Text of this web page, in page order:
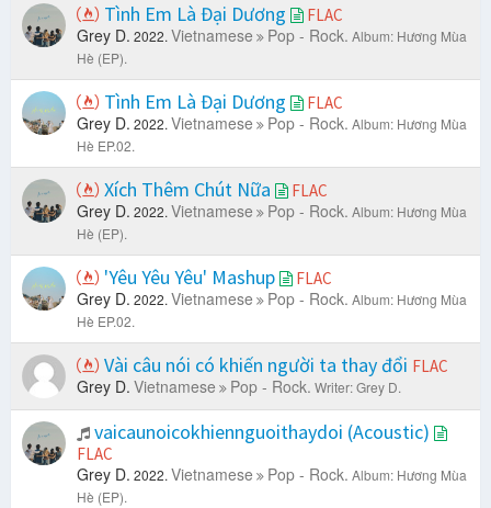
Tình Em Là Đại Dương FLAC
Grey D. 2022. Vietnamese Pop - Rock. Album: Hương Mùa
Hè (EP).
Tình Em Là Đại Dương FLAC
Grey D. 2022. Vietnamese Pop - Rock. Album: Hương Mùa
Hè EP.02.
Xích Thêm Chút Nữa FLAC
Grey D. 2022. Vietnamese Pop - Rock. Album: Hương Mùa
Hè (EP).
'Yêu Yêu Yêu' Mashup FLAC
Grey D. 2022. Vietnamese Pop - Rock. Album: Hương Mùa
Hè EP.02.
Vài câu nói có khiến người ta thay đổi FLAC
Grey D. Vietnamese Pop - Rock. Writer: Grey D.
vaicaunoicokhiennguoithaydoi (Acoustic)
FLAC
Grey D. 2022. Vietnamese Pop - Rock. Album: Hương Mùa
Hè (EP).